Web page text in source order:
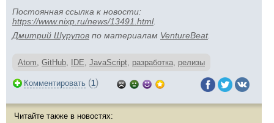
Постоянная ссылка к новости:
https://www.nixp.ru/news/13491.html.
Дмитрий Шурупов по материалам VentureBeat.
Atom, GitHub, IDE, JavaScript, разработка, релизы
Комментировать (1)
Читайте также в новостях: